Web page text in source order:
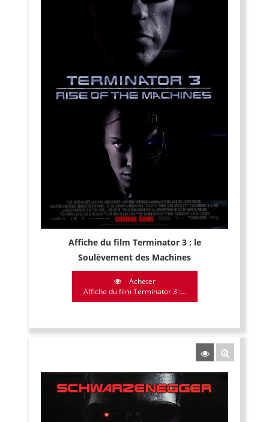
Affiche du film Terminator 3 : le
Soulèvement des Machines
Acheter
Affiche du film Terminator 3 :...